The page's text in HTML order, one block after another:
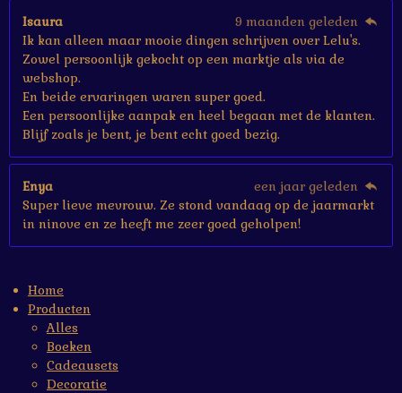
Isaura
9 maanden geleden
Ik kan alleen maar mooie dingen schrijven over Lelu's.
Zowel persoonlijk gekocht op een marktje als via de
webshop.
En beide ervaringen waren super goed.
Een persoonlijke aanpak en heel begaan met de klanten.
Blijf zoals je bent, je bent echt goed bezig.
Enya
een jaar geleden
Super lieve mevrouw. Ze stond vandaag op de jaarmarkt
in ninove en ze heeft me zeer goed geholpen!
Home
Producten
Alles
Boeken
Cadeausets
Decoratie